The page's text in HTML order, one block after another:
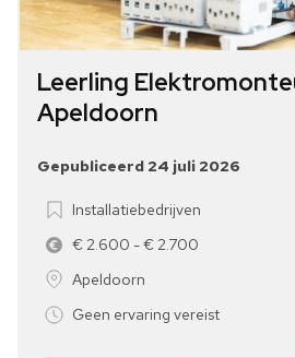
Leerling
Apeldoorn
Gepubliceerd 24 juli 2026
Installatiebedrijven
€ 2.600 - € 2.700
Apeldoorn
Geen ervaring vereist